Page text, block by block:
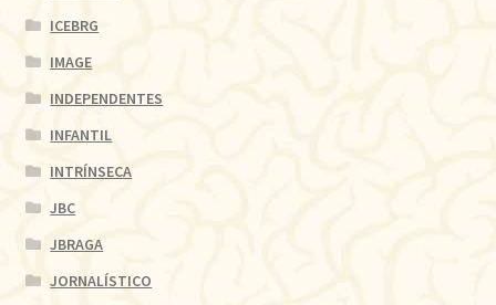
ICEBRG
IMAGE
INDEPENDENTES
INFANTIL
INTRÍNSECA
JBC
JBRAGA
JORNALÍSTICO